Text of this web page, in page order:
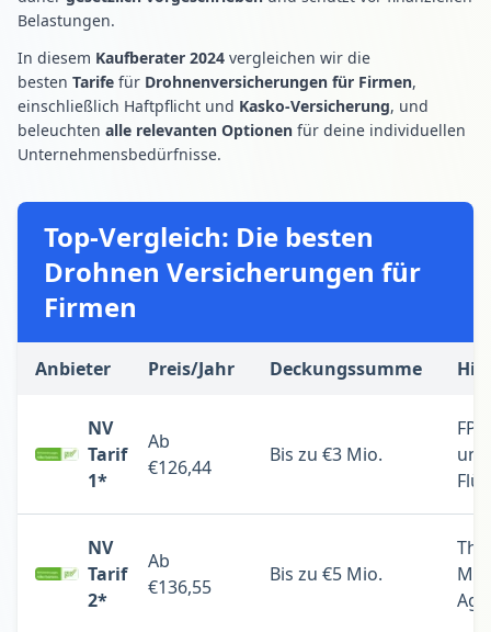
Belastungen.
In diesem Kaufberater 2024 vergleichen wir die
besten Tarife für Drohnenversicherungen für Firmen,
einschließlich Haftpflicht und Kasko-Versicherung, und
beleuchten alle relevanten Optionen für deine individuellen
Unternehmensbedürfnisse.
Top-Vergleich: Die besten
Drohnen Versicherungen für
Firmen
Anbieter Preis/Jahr Deckungssumme
NV
Tarif
1*
Ab
€126,44
Bis zu €3 Mio.
NV
Tarif
2*
Ab
€136,55
Bis zu €5 Mio.